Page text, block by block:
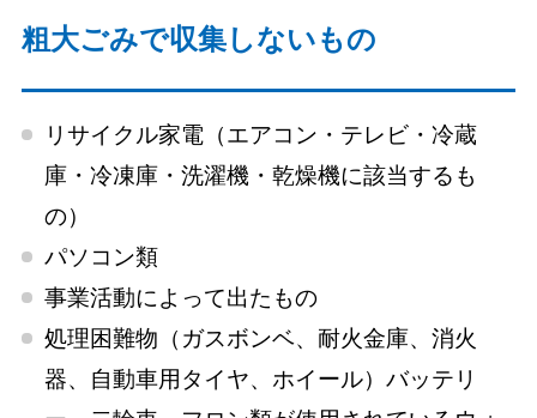
粗大ごみで収集しないもの
リサイクル家電（エアコン・テレビ・冷蔵
庫・冷凍庫・洗濯機・乾燥機に該当するも
の）
パソコン類
事業活動によって出たもの
処理困難物（ガスボンベ、耐火金庫、消火
器、自動車用タイヤ、ホイール）バッテリ